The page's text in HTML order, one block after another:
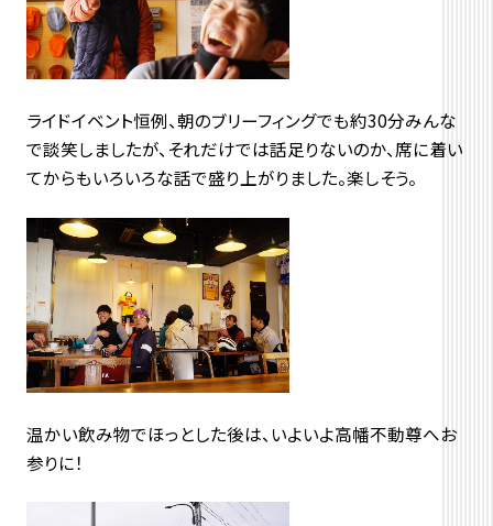
ライドイベント恒例、朝のブリーフィングでも約30分みんな
で談笑しましたが、それだけでは話足りないのか、席に着い
てからもいろいろな話で盛り上がりました。楽しそう。
温かい飲み物でほっとした後は、いよいよ高幡不動尊へお
参りに！